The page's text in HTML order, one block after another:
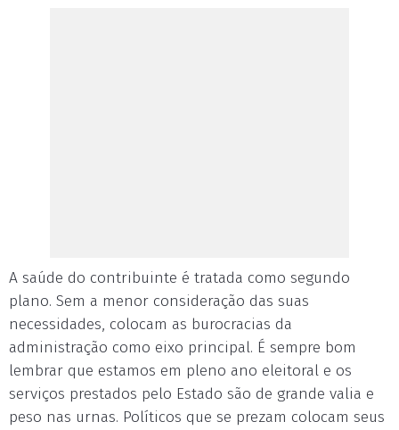
A saúde do contribuinte é tratada como segundo
plano. Sem a menor consideração das suas
necessidades, colocam as burocracias da
administração como eixo principal. É sempre bom
lembrar que estamos em pleno ano eleitoral e os
serviços prestados pelo Estado são de grande valia e
peso nas urnas. Políticos que se prezam colocam seus